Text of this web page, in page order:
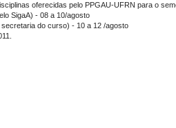
oferecidas pelo PPGAU-UFRN para o
SigaA) - 08 a 10/agosto
secretaria do curso) - 10 a 12 /agosto